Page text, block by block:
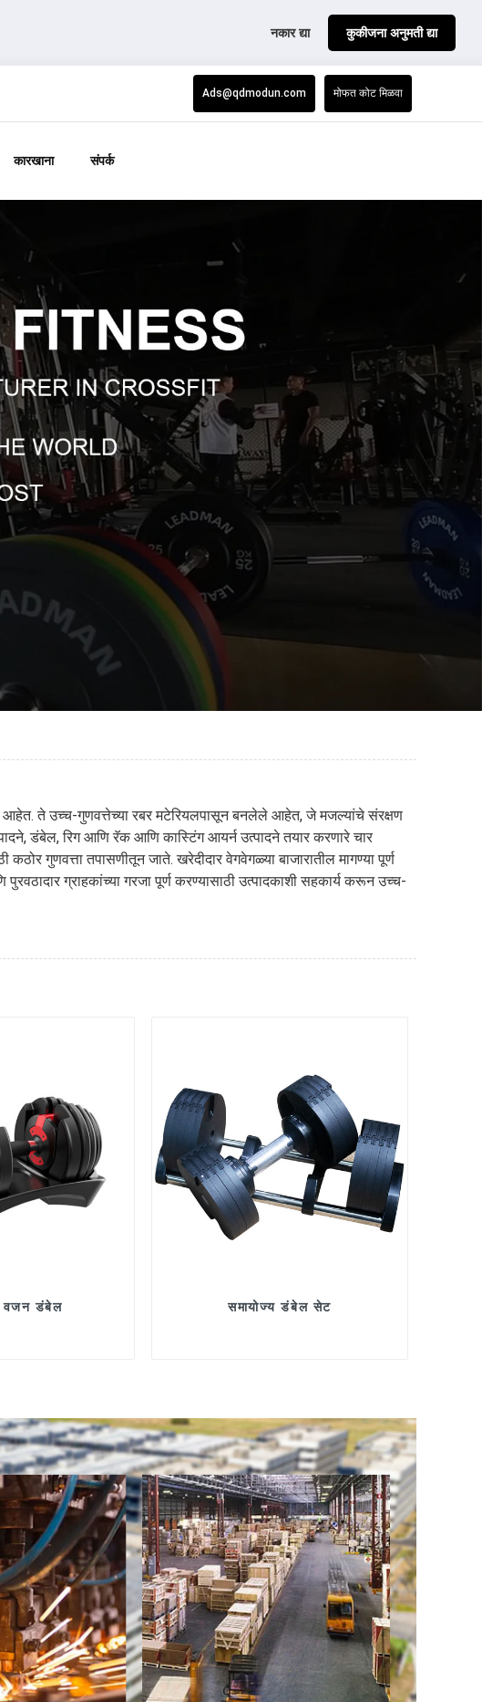
नकार द्या कुकीजना अनुमती द्या
Ads@qdmodun.com मोफत कोट मिळवा
कारखाना संपर्क
ते उच्च-गुणवत्तेच्या रबर मटेरियलपासून बनलेले आहेत, जे मजल्यांचे संरक्षण
डंबेल, रिग आणि रॅक आणि कास्टिंग आयर्न उत्पादने तयार करणारे चार
गुणवत्ता तपासणीतून जाते. खरेदीदार वेगवेगळ्या बाजारातील मागण्या पूर्ण
ग्राहकांच्या गरजा पूर्ण करण्यासाठी उत्पादकाशी सहकार्य करून उच्च-
वजन डंबेल समायोज्य डंबेल सेट